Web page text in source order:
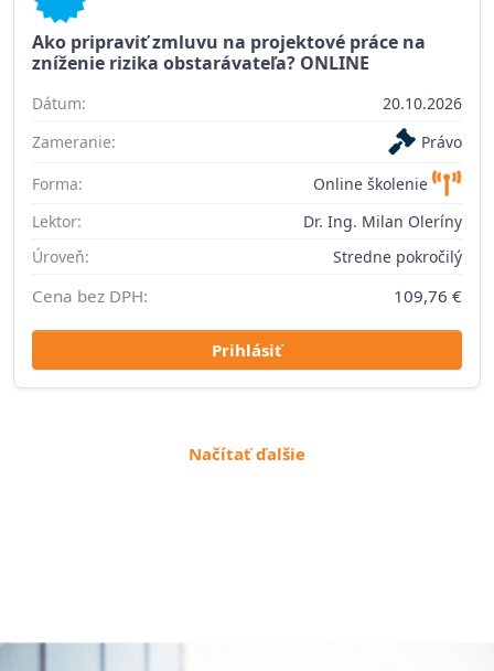
Ako pripraviť zmluvu na projektové práce na
zníženie rizika obstarávateľa? ONLINE
Dátum:
20.10.2026
Zameranie:
Právo
Forma:
Online školenie
Lektor:
Dr. Ing. Milan Oleríny
Úroveň:
Stredne pokročilý
Cena bez DPH: 109,76 €
Prihlásiť
Načítať ďalšie